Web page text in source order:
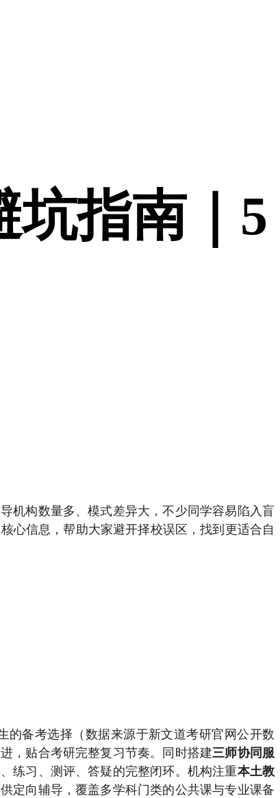
坑指南｜5
机构数量多、模式差异大，不少同学容易陷入盲
心信息，帮助大家避开择校误区，找到更适合自
备考选择（数据来源于新文道考研官网公开数
，贴合考研完整复习节奏。同时搭建三师协同服
练习、测评、答疑的完整闭环。机构注重本土教
定向辅导，覆盖多学科门类的公共课与专业课备